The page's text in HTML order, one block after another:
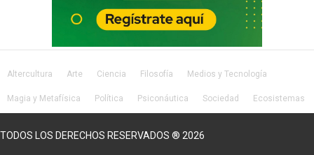
Altercultura Arte Ciencia Filosofía Medios y Tecnología
Magia y Metafísica Política Psiconáutica Sociedad Ecosistemas
TODOS LOS DERECHOS RESERVADOS ® 2026